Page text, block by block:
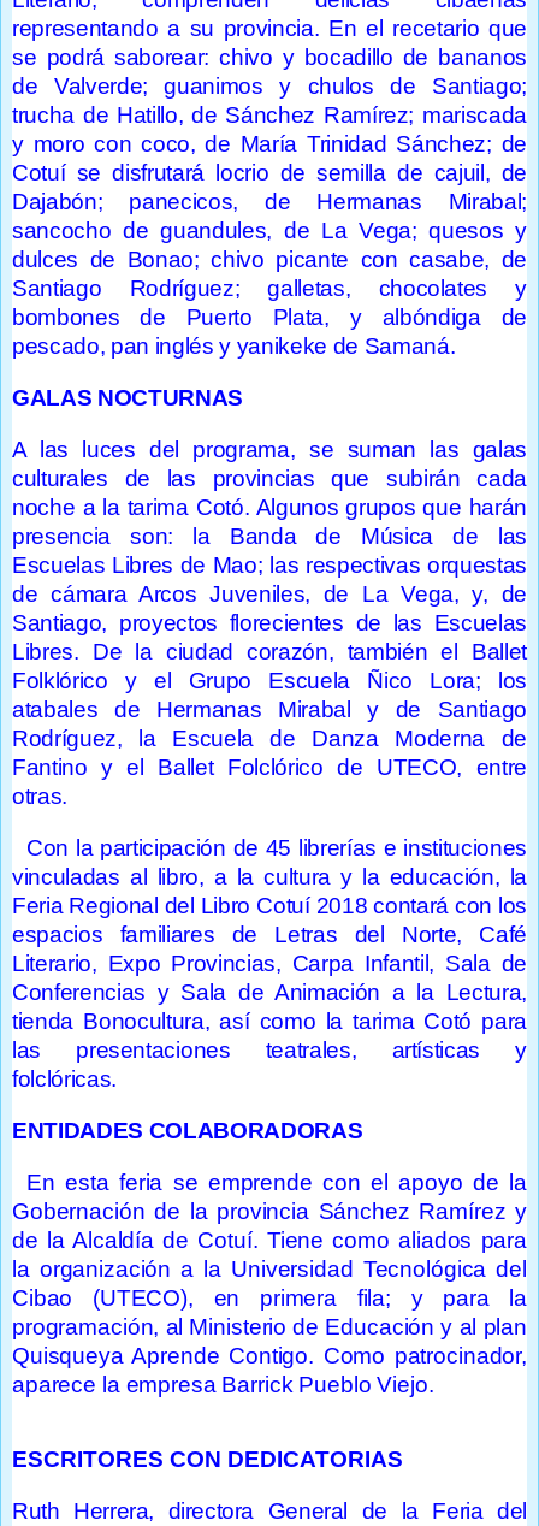
representando a su provincia. En el recetario que
se podrá saborear: chivo y bocadillo de bananos
de Valverde; guanimos y chulos de Santiago;
trucha de Hatillo, de Sánchez Ramírez; mariscada
y moro con coco, de María Trinidad Sánchez; de
Cotuí se disfrutará locrio de semilla de cajuil, de
Dajabón; panecicos, de Hermanas Mirabal;
sancocho de guandules, de La Vega; quesos y
dulces de Bonao; chivo picante con casabe, de
Santiago Rodríguez; galletas, chocolates y
bombones de Puerto Plata, y albóndiga de
pescado, pan inglés y yanikeke de Samaná.
GALAS NOCTURNAS
A las luces del programa, se suman las galas
culturales de las provincias que subirán cada
noche a la tarima Cotó. Algunos grupos que harán
presencia son: la Banda de Música de las
Escuelas Libres de Mao; las respectivas orquestas
de cámara Arcos Juveniles, de La Vega, y, de
Santiago, proyectos florecientes de las Escuelas
Libres. De la ciudad corazón, también el Ballet
Folklórico y el Grupo Escuela Ñico Lora; los
atabales de Hermanas Mirabal y de Santiago
Rodríguez, la Escuela de Danza Moderna de
Fantino y el Ballet Folclórico de UTECO, entre
otras.
Con la participación de 45 librerías e instituciones
vinculadas al libro, a la cultura y la educación, la
Feria Regional del Libro Cotuí 2018 contará con los
espacios familiares de Letras del Norte, Café
Literario, Expo Provincias, Carpa Infantil, Sala de
Conferencias y Sala de Animación a la Lectura,
tienda Bonocultura, así como la tarima Cotó para
las presentaciones teatrales, artísticas y
folclóricas.
ENTIDADES COLABORADORAS
En esta feria se emprende con el apoyo de la
Gobernación de la provincia Sánchez Ramírez y
de la Alcaldía de Cotuí. Tiene como aliados para
la organización a la Universidad Tecnológica del
Cibao (UTECO), en primera fila; y para la
programación, al Ministerio de Educación y al plan
Quisqueya Aprende Contigo. Como patrocinador,
aparece la empresa Barrick Pueblo Viejo.
ESCRITORES CON DEDICATORIAS
Ruth Herrera, directora General de la Feria del